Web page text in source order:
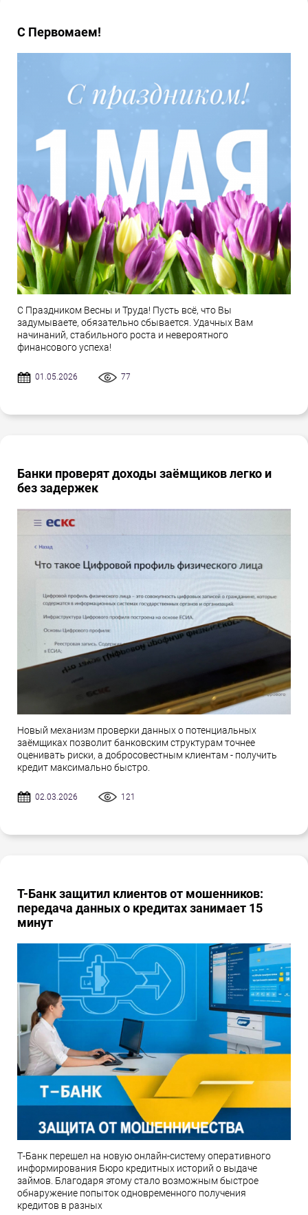
С Первомаем!
С Праздником Весны и Труда! Пусть всё, что Вы
задумываете, обязательно сбывается. Удачных Вам
начинаний, стабильного роста и невероятного
финансового успеха!
01.05.2026 77
Банки проверят доходы заёмщиков легко и
без задержек
Новый механизм проверки данных о потенциальных
заёмщиках позволит банковским структурам точнее
оценивать риски, а добросовестным клиентам - получить
кредит максимально быстро.
02.03.2026 121
Т-Банк защитил клиентов от мошенников:
передача данных о кредитах занимает 15
минут
Т-Банк перешел на новую онлайн-систему оперативного
информирования Бюро кредитных историй о выдаче
займов. Благодаря этому стало возможным быстрое
обнаружение попыток одновременного получения
кредитов в разных